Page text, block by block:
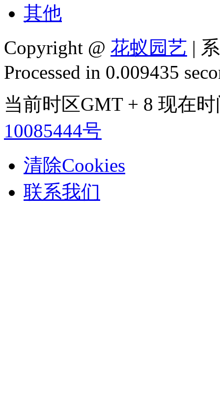
其他
Copyright @ 花蚁园艺 |
Processed in 0.009435
当前时区GMT + 8 现在
10085444号
清除Cookies
联系我们